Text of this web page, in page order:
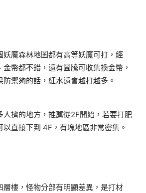
妖魔森林地圖都有高等妖魔可打，經
金幣都不錯，還有圖騰可收集換金幣，
防禦夠的話，紅水還會越打越多。
人擠的地方，推薦從2F開始，若要打肥
以直接下到 4F，有塊地區非常密集。
層樓，怪物分部有明顯差異，是打材